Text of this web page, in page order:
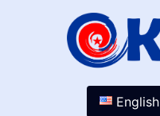
English